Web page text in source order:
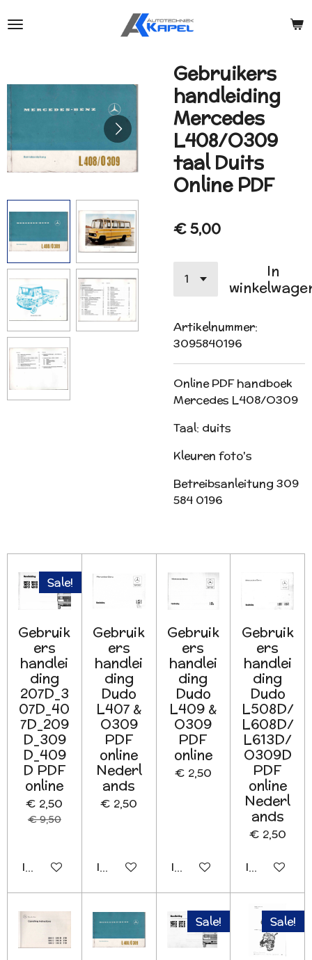
direct
Gebruikers
handleiding
Mercedes
L408/O309
taal Duits
Online PDF
€ 5,00
In
Artikelnummer:
3095840196
Online PDF handboek
Mercedes L408/O309
Taal: duits
Kleuren foto's
Betreibsanleitung 309
584 0196
Sale!
Gebruik
ers
handlei
ding
207D_3
07D_40
7D_209
D_309
D_409
D PDF
online
€ 2,50
€ 9,50
In winkelwagen
Gebruik
ers
handlei
ding
Dudo
L407 &
O309
PDF
online
Nederl
ands
€ 2,50
In winkelwagen
Gebruik
ers
handlei
ding
Dudo
L409 &
O309
PDF
online
€ 2,50
In winkelwagen
Gebruik
ers
handlei
ding
Dudo
L508D/
L608D/
L613D/
O309D
PDF
online
Nederl
ands
€ 2,50
In
Sale! Sale!